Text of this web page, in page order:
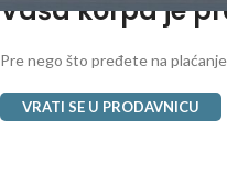
Vaša korpa je
Pre nego što pređete na
VRATI SE U PRODAVNICU